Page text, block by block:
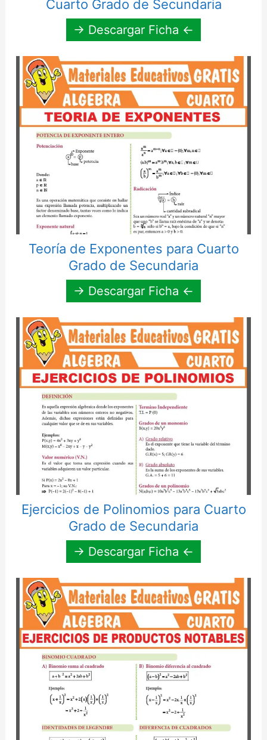
Cuarto Grado de Secundaria
→ Descargar Ficha ←
Teoría de Exponentes para Cuarto
Grado de Secundaria
→ Descargar Ficha ←
Ejercicios de Polinomios para Cuarto
Grado de Secundaria
→ Descargar Ficha ←